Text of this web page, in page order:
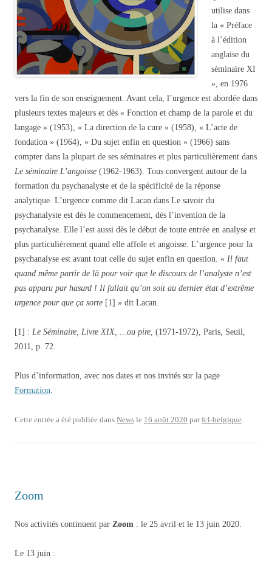
utilise dans
la « Préface
à l’édition
anglaise du
séminaire XI
», en 1976
vers la fin de son enseignement. Avant cela, l’urgence est abordée dans
plusieurs textes majeurs et dès « Fonction et champ de la parole et du
langage » (1953), « La direction de la cure » (1958), « L’acte de
fondation » (1964), « Du sujet enfin en question » (1966) sans
compter dans la plupart de ses séminaires et plus particulièrement dans
Le séminaire L’angoisse (1962-1963). Tous convergent autour de la
formation du psychanalyste et de la spécificité de la réponse
analytique. L’urgence comme dit Lacan dans Le savoir du
psychanalyste est dès le commencement, dès l’invention de la
psychanalyse. Elle l’est aussi dès le début de toute entrée en analyse et
plus particulièrement quand elle affole et angoisse. L’urgence pour la
psychanalyse est avant tout celle du sujet enfin en question. « Il faut
quand même partir de là pour voir que le discours de l’analyste n’est
pas apparu par hasard ! Il fallait qu’on soit au dernier état d’extrême
urgence pour que ça sorte [1] » dit Lacan.
[1] : Le Séminaire, Livre XIX, …ou pire, (1971-1972), Paris, Seuil,
2011, p. 72.
Plus d’information, avec nos dates et nos invités sur la page
Formation.
Cette entrée a été publiée dans News le 16 août 2020 parfcl-belgique.
Zoom
Nos activités continuent par Zoom : le 25 avril et le 13 juin 2020.
Le 13 juin :